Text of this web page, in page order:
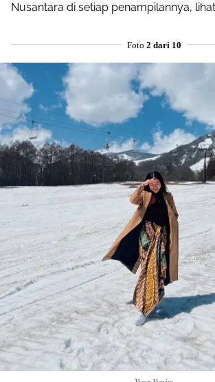
Nusantara di setiap penampilannya,
Foto 2 dari 10